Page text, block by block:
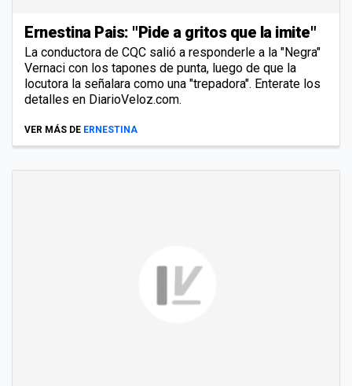
Ernestina Pais: "Pide a gritos que la imite"
La conductora de CQC salió a responderle a la "Negra"
Vernaci con los tapones de punta, luego de que la
locutora la señalara como una "trepadora". Enterate los
detalles en DiarioVeloz.com.
VER MÁS DE ERNESTINA